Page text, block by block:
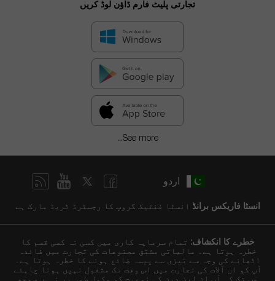
تجارتی پلیٹ فارم ڈاؤن لوڈ کریں
See more...
اردو
انسٹا فاریکس برانڈ انسٹا فنٹیک گروپ کا رجسٹرڈ ٹریڈ مارک ہے
خطرے کا انکشاف: تمام سرمایہ کاری میں کسی نہ کسی قسم کا
خطرہ ہوتا ہے۔ مالیاتی مشتق مصنوعات کی تجارت میں فائدہ
اٹھانے کی وجہ سے تیزی سے پیسہ ضائع ہونے کا خطرہ ہوتا ہے۔
آپ کو ان آلات کی تجارت میں اس وقت تک مشغول نہیں ہونا چاہئے